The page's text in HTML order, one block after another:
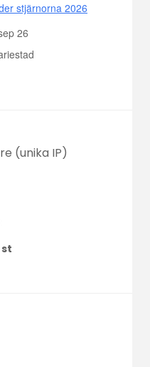
stjärnorna 2026
26
(unika IP)
st